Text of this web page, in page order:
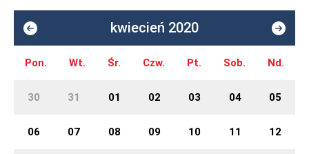
kwiecień 2020
Pon. Wt. Śr. Czw. Pt. Sob. Nd.
30 31 01 02 03 04 05
06 07 08 09 10 11 12